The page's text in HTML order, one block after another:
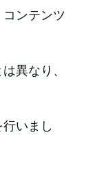
ンテンツ
異なり、
いまし